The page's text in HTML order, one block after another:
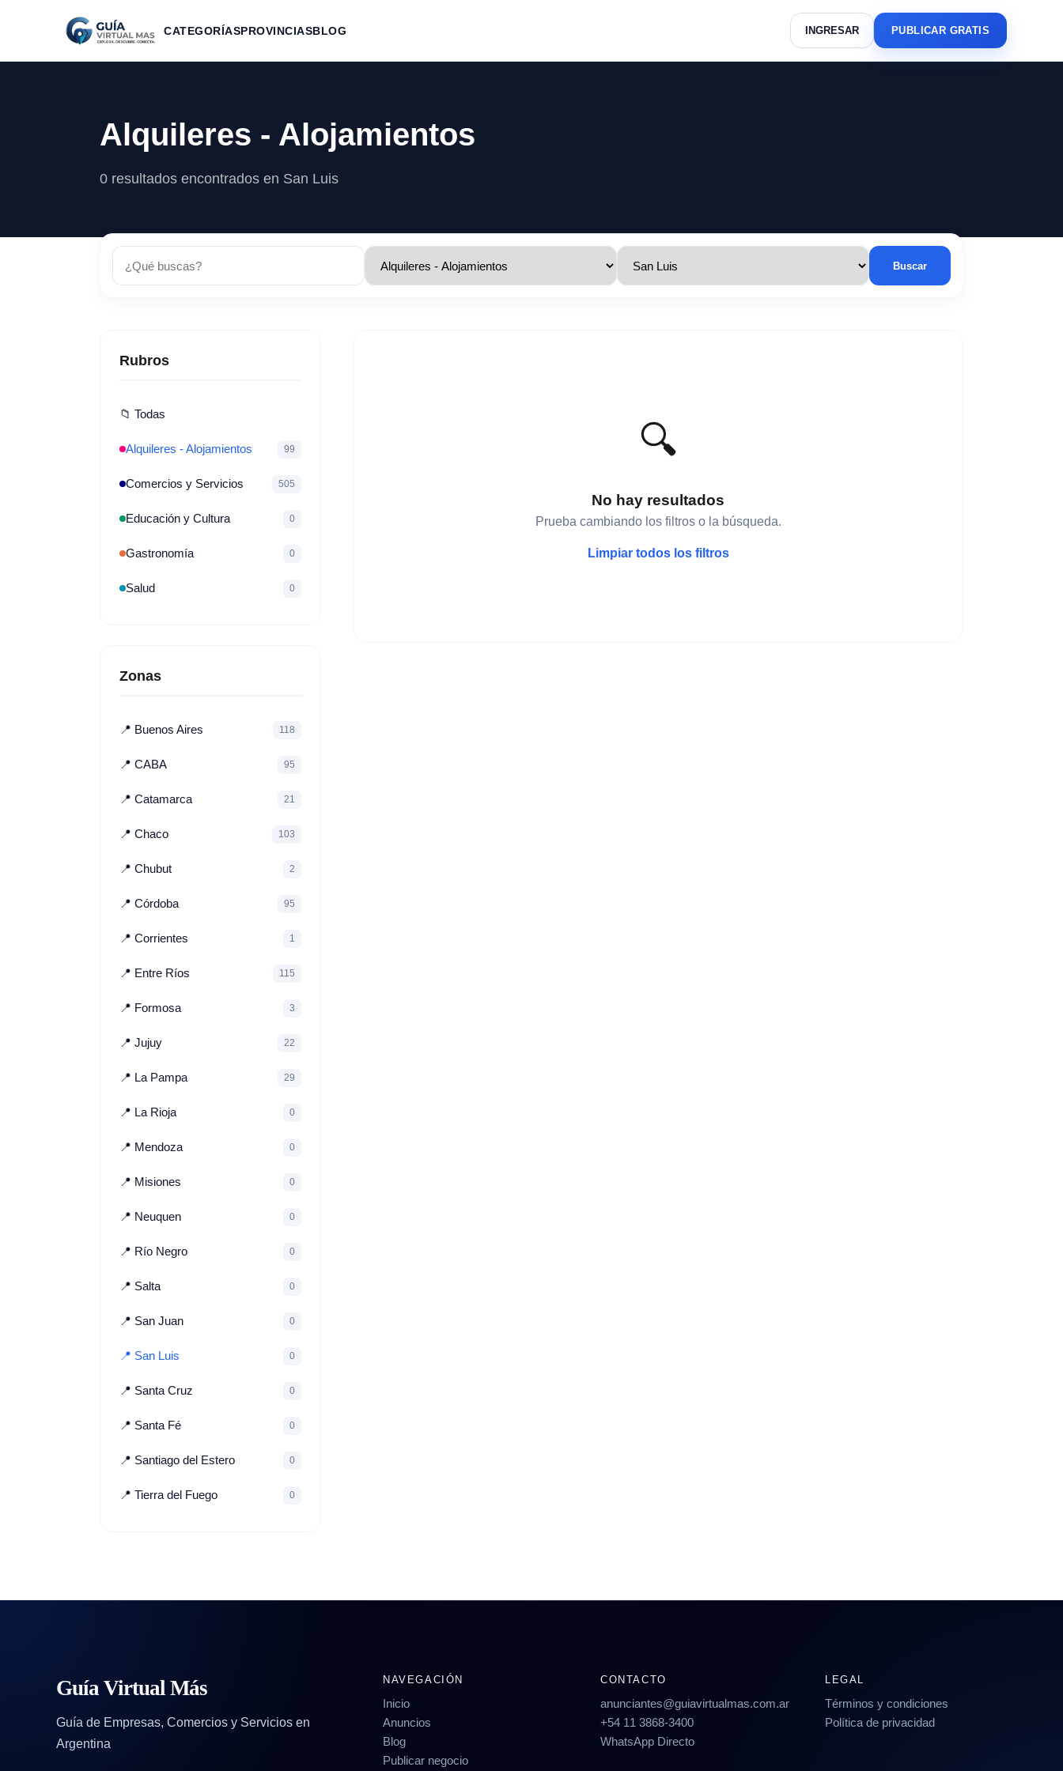
CATEGORÍASPROVINCIASBLOG INGRESAR PUBLICAR GRATIS
Alquileres - Alojamientos
0 resultados encontrados en San Luis
Buscar
Rubros
📁 Todas
Alquileres - Alojamientos 99
Comercios y Servicios 505
Educación y Cultura 0
Gastronomía 0
Salud 0
Zonas
📍 Buenos Aires 118
📍 CABA 95
📍 Catamarca 21
📍 Chaco 103
📍 Chubut 2
📍 Córdoba 95
📍 Corrientes 1
📍 Entre Ríos 115
📍 Formosa 3
📍 Jujuy 22
📍 La Pampa 29
📍 La Rioja 0
📍 Mendoza 0
📍 Misiones 0
📍 Neuquen 0
📍 Río Negro 0
📍 Salta 0
📍 San Juan 0
📍 San Luis 0
📍 Santa Cruz 0
📍 Santa Fé 0
📍 Santiago del Estero 0
📍 Tierra del Fuego 0
🔍
No hay resultados
Prueba cambiando los filtros o la búsqueda.
Limpiar todos los filtros
Guía Virtual Más
Guía de Empresas, Comercios y Servicios en
Argentina
NAVEGACIÓN
Inicio
Anuncios
Blog
Publicar negocio
CONTACTO
anunciantes@guiavirtualmas.com.ar
+54 11 3868-3400
WhatsApp Directo
LEGAL
Términos y condiciones
Política de privacidad